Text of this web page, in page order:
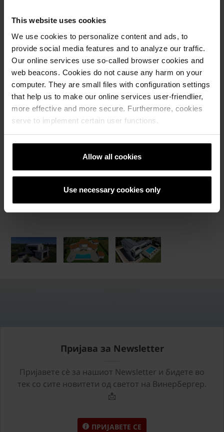
This website uses cookies
We use cookies to personalize content and ads, to
provide social media features and to analyze our traffic.
Our online services use so-called browser cookies and
web beacons. Cookies do not cause any harm on your
computer. They are small files with configuration settings
that help us to make our online services user-friendlier,
more effective and more secure. Furthermore, cookies
serve to implement certain user functions.
Allow all cookies
Use necessary cookies only
Референтни објекти
РЕФЕРЕНТНИ ОБЕКТИ
Пријава за Newsletter
Пријавете сѐ за нашиот Newsletter и бидете во
тек со сите новитети од светот на Винербергер.
📩
ПРИЈАВЕТЕ СЕ